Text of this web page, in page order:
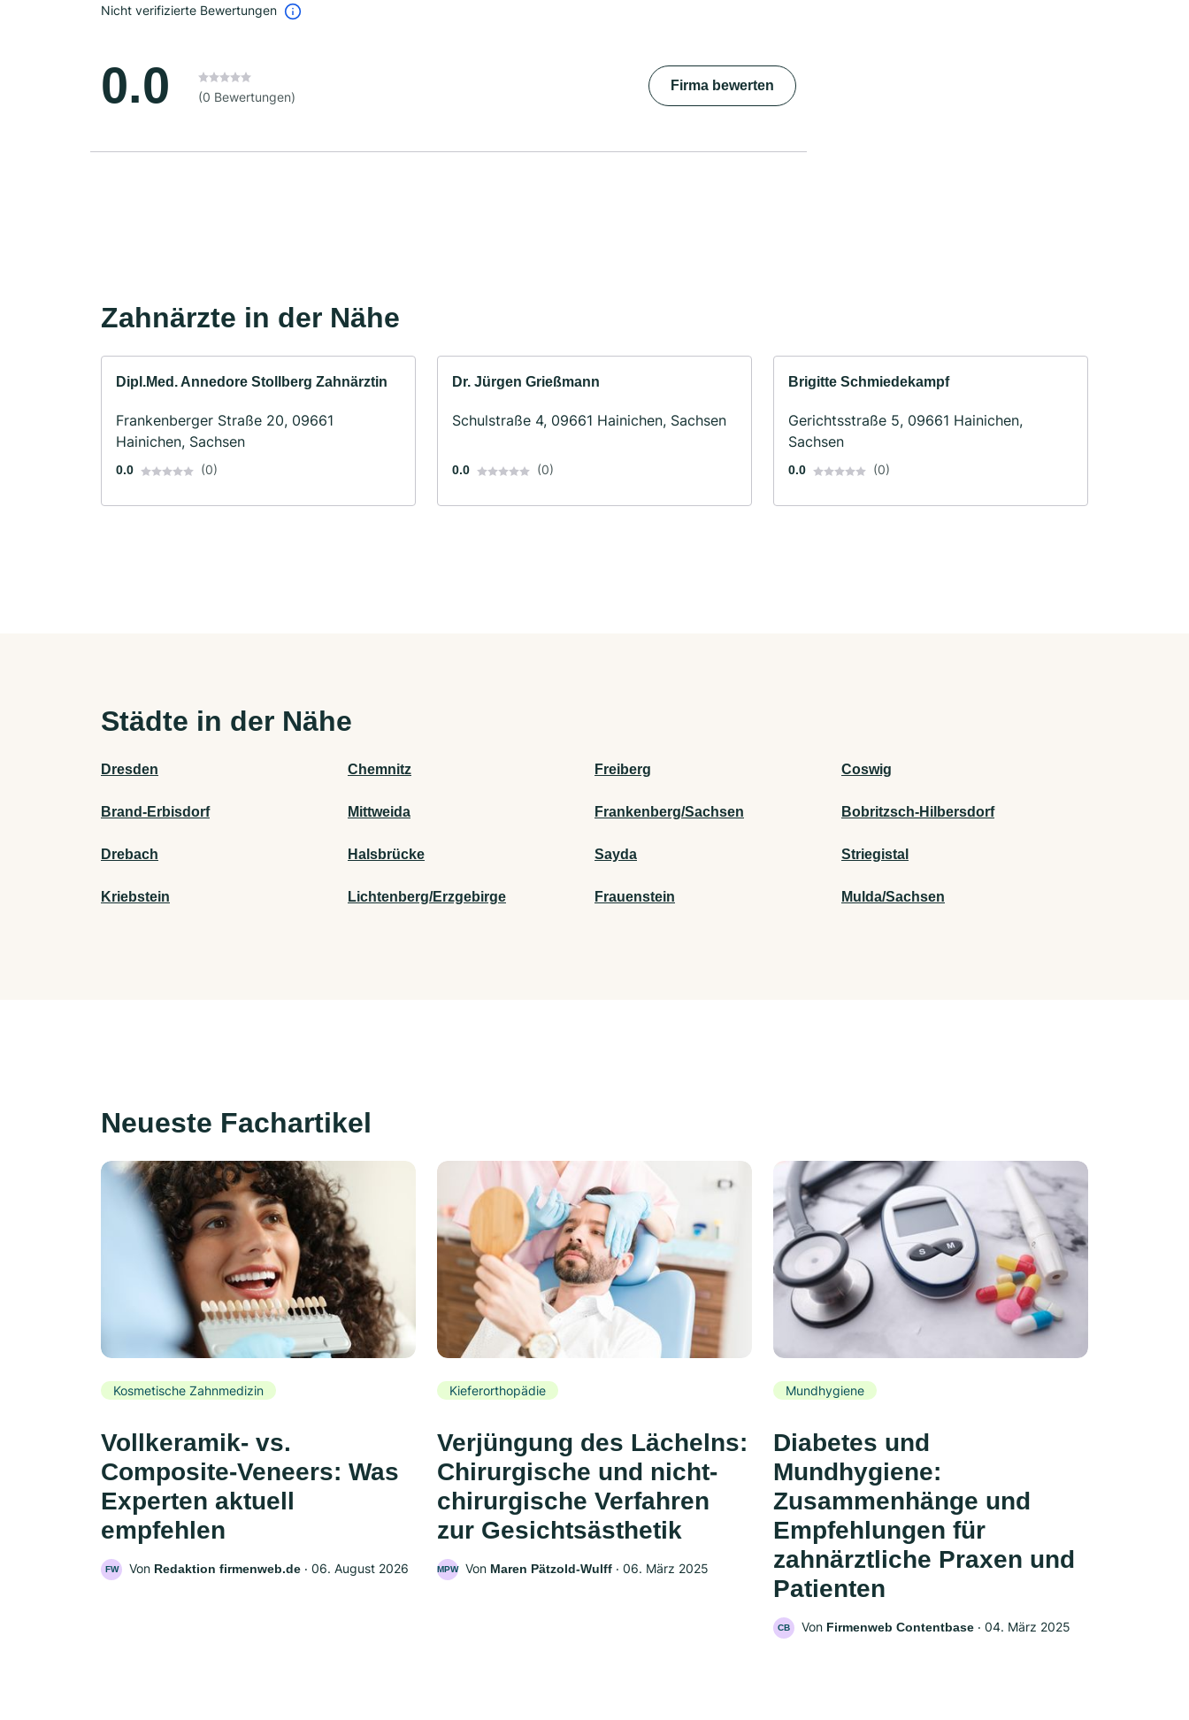
Nicht verifizierte Bewertungen
0.0 (0 Bewertungen)
Firma bewerten
Zahnärzte in der Nähe
Dipl.Med. Annedore Stollberg Zahnärztin
Frankenberger Straße 20, 09661
Hainichen, Sachsen
0.0 (0)
Dr. Jürgen Grießmann
Schulstraße 4, 09661 Hainichen, Sachsen
0.0 (0)
Brigitte Schmiedekampf
Gerichtsstraße 5, 09661 Hainichen,
Sachsen
0.0 (0)
Städte in der Nähe
Dresden Chemnitz Freiberg Coswig
Brand-Erbisdorf Mittweida Frankenberg/Sachsen Bobritzsch-Hilbersdorf
Drebach Halsbrücke Sayda Striegistal
Kriebstein Lichtenberg/Erzgebirge Frauenstein Mulda/Sachsen
Neueste Fachartikel
Kosmetische Zahnmedizin
Vollkeramik- vs.
Composite-Veneers: Was
Experten aktuell
empfehlen
FW Von Redaktion firmenweb.de ‧ 06. August 2026
Kieferorthopädie
Verjüngung des Lächelns:
Chirurgische und nicht-
chirurgische Verfahren
zur Gesichtsästhetik
MPW Von Maren Pätzold-Wulff ‧ 06. März 2025
Mundhygiene
Diabetes und
Mundhygiene:
Zusammenhänge und
Empfehlungen für
zahnärztliche Praxen und
Patienten
CB Von Firmenweb Contentbase ‧ 04. März 2025